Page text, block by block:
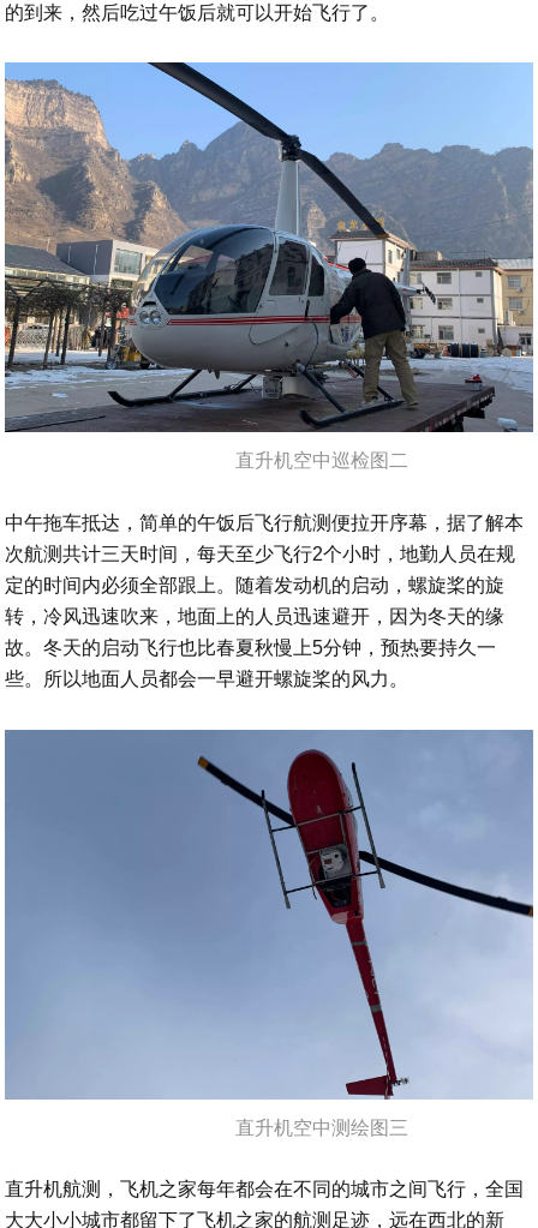
的到来，然后吃过午饭后就可以开始飞行了。
直升机空中巡检图二
中午拖车抵达，简单的午饭后飞行航测便拉开序幕，据了解本
次航测共计三天时间，每天至少飞行2个小时，地勤人员在规
定的时间内必须全部跟上。随着发动机的启动，螺旋桨的旋
转，冷风迅速吹来，地面上的人员迅速避开，因为冬天的缘
故。冬天的启动飞行也比春夏秋慢上5分钟，预热要持久一
些。所以地面人员都会一早避开螺旋桨的风力。
直升机空中测绘图三
直升机航测，飞机之家每年都会在不同的城市之间飞行，全国
大大小小城市都留下了飞机之家的航测足迹，远在西北的新